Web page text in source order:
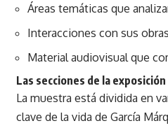
Áreas temáticas que
Interacciones con sus
Material audiovisual que
Las secciones de la exposición
La muestra está dividida en
clave de la vida de García